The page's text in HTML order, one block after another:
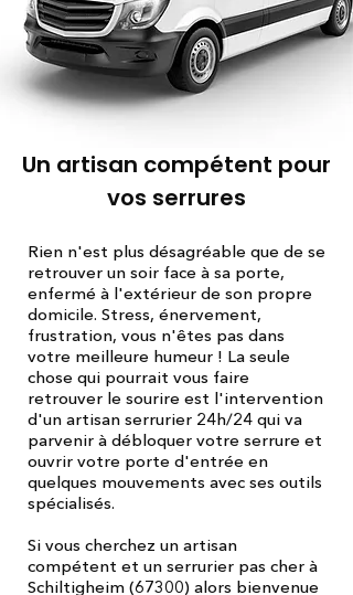
Un artisan compétent pour
vos serrures
Rien n'est plus désagréable que de se
retrouver un soir face à sa porte,
enfermé à l'extérieur de son propre
domicile. Stress, énervement,
frustration, vous n'êtes pas dans
votre meilleure humeur ! La seule
chose qui pourrait vous faire
retrouver le sourire est l'intervention
d'un artisan serrurier 24h/24 qui va
parvenir à débloquer votre serrure et
ouvrir votre porte d'entrée en
quelques mouvements avec ses outils
spécialisés.
Si vous cherchez un artisan
compétent et un serrurier pas cher à
Schiltigheim (67300) alors bienvenue